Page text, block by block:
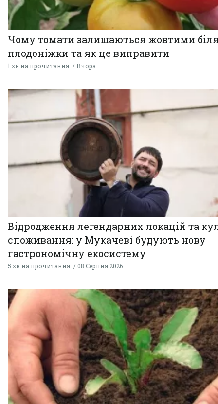
Чому томати залишаються жовтими
плодоніжки та як це виправити
1 хв на прочитання Вчора
Відродження легендарних локацій та
споживання: у Мукачеві будують нову
гастрономічну екосистему
5 хв на прочитання 08 Серпня 2026